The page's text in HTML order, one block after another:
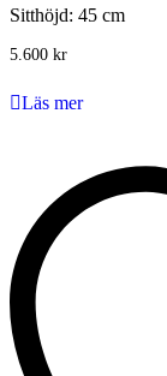
Sitthöjd: 45 cm
5.600 kr
Läs mer